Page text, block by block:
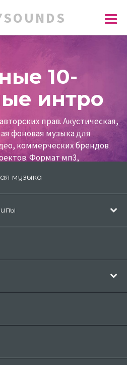
10-
интро
прав. Акустическая,
фоновая музыка для
коммерческих брендов
Формат мп3,
музыка